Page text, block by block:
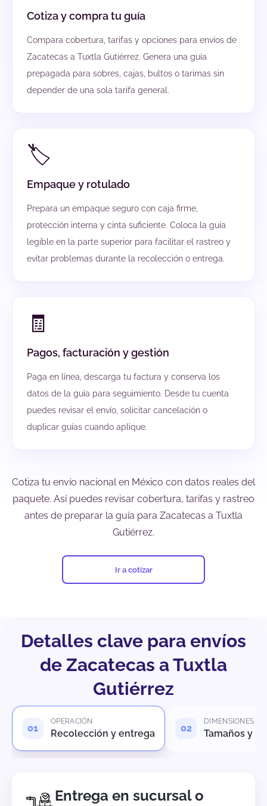
Cotiza y compra tu guía
Compara cobertura, tarifas y opciones para envíos de
Zacatecas a Tuxtla Gutiérrez. Genera una guía
prepagada para sobres, cajas, bultos o tarimas sin
depender de una sola tarifa general.
🏷️
Empaque y rotulado
Prepara un empaque seguro con caja firme,
protección interna y cinta suficiente. Coloca la guía
legible en la parte superior para facilitar el rastreo y
evitar problemas durante la recolección o entrega.
🧾
Pagos, facturación y gestión
Paga en línea, descarga tu factura y conserva los
datos de la guía para seguimiento. Desde tu cuenta
puedes revisar el envío, solicitar cancelación o
duplicar guías cuando aplique.
Cotiza tu envío nacional en México con datos reales del
paquete. Así puedes revisar cobertura, tarifas y rastreo
antes de preparar la guía para Zacatecas a Tuxtla
Gutiérrez.
Ir a cotizar
Detalles clave para envíos
de Zacatecas a Tuxtla
Gutiérrez
OPERACIÓN
Recolección y entrega
DIMENSIONES
Tamaños y
Entrega en sucursal o